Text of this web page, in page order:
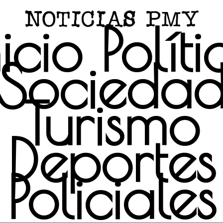
Turismo
Deportes
Policiales